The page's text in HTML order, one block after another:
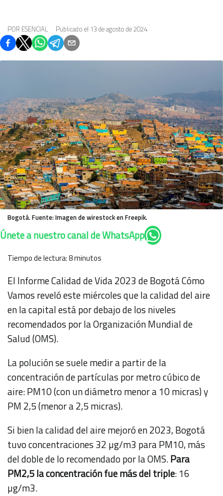
POR ESENCIAL Publicado el 13 de agosto de 2024
Bogotá. Fuente: Imagen de wirestock en Freepik.
Únete a nuestro canal de WhatsApp
Tiempo de lectura:8minutos
El Informe Calidad de Vida 2023de Bogotá Cómo
Vamos reveló este miércoles que la calidad del aire
en la capital está por debajo de los niveles
recomendados por la Organización Mundial de
Salud (OMS).
La polución se suele medir a partir de la
concentración de partículas por metro cúbico de
aire: PM10 (con un diámetro menor a 10 micras) y
PM 2,5 (menor a 2,5 micras).
Si bien la calidad del aire mejoró en 2023, Bogotá
tuvo concentraciones 32 µg/m3 para PM10, más
del doble de lo recomendado por la OMS.Para
PM2,5 la concentración fue más del triple: 16
µg/m3.